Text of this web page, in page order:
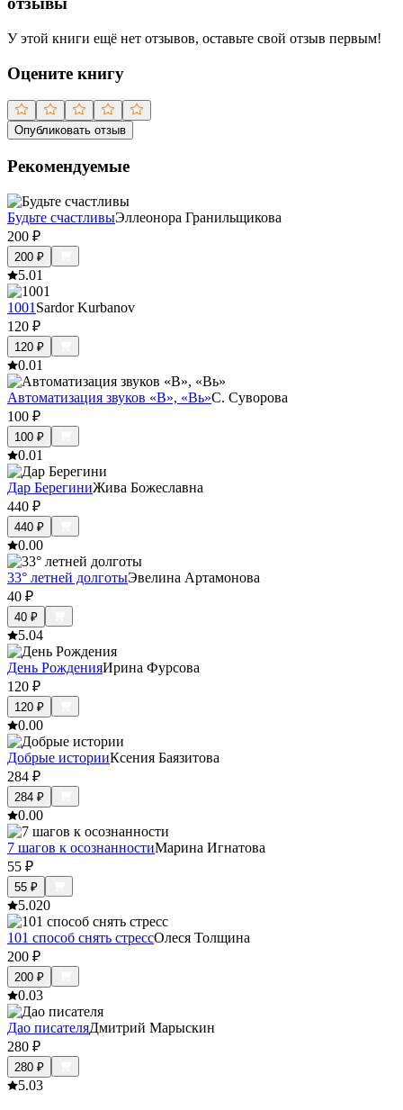
У этой книги ещё нет отзывов, оставьте свой отзыв первым!
Оцените книгу
Опубликовать отзыв
Рекомендуемые
Будьте счастливыЭллеонора Гранильщикова
200 ₽
200 ₽
5.01
1001 Sardor Kurbanov
120 ₽
120 ₽
0.01
Автоматизация звуков «В», «Вь»С. Суворова
100 ₽
100 ₽
0.01
Дар БерегиниЖива Божеславна
440 ₽
440 ₽
0.00
33° летней долготыЭвелина Артамонова
40 ₽
40 ₽
5.04
День РожденияИрина Фурсова
120 ₽
120 ₽
0.00
Добрые историиКсения Баязитова
284 ₽
284 ₽
0.00
7 шагов к осознанностиМарина Игнатова
55 ₽
55 ₽
5.020
101 способ снять стрессОлеся Толщина
200 ₽
200 ₽
0.03
Дао писателяДмитрий Марыскин
280 ₽
280 ₽
5.03